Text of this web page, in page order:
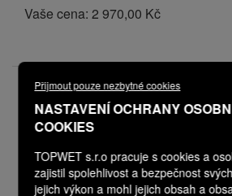
Přijmout pouze nezbytné cookies
NASTAVENÍ OCHRANY
COOKIES
TOPWET s.r.o pracuje s cookies a
zajistil spolehlivost a bezpečnost
jejich výkon a mohl jejich obsah a
Vaše cena: 2 970,00 Kč
TW SAN BZ 110
TMAVĚ ŠEDÁ
s integrovanou PVC
Vaše cena:3 070,00 Kč